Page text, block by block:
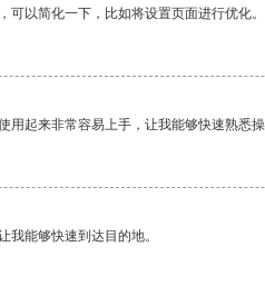
可以简化一下，比如将设置页面进行优化。
用起来非常容易上手，让我能够快速熟悉
我能够快速到达目的地。